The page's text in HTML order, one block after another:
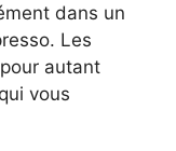
dans un
Les
autant
vous